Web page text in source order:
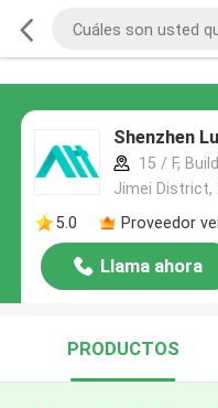
Shenzhen
15 / F,
Jimei District,
5.0
Proveedor
Llama ahora
PRODUCTOS